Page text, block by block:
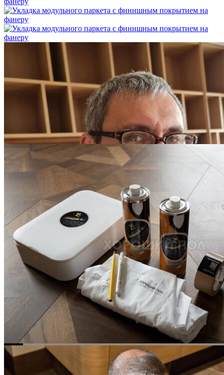
Укладка модульного паркета с финишным покрытием на
3 600 ₽
Услуги по реставрации паркета
Блог
Интересные статьи о паркете Coswick